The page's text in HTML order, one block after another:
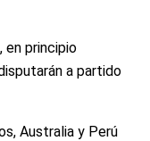
en principio
a partido
Australia y Perú